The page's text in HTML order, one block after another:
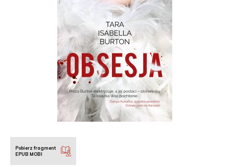
Pobierz fragment
EPUB MOBI